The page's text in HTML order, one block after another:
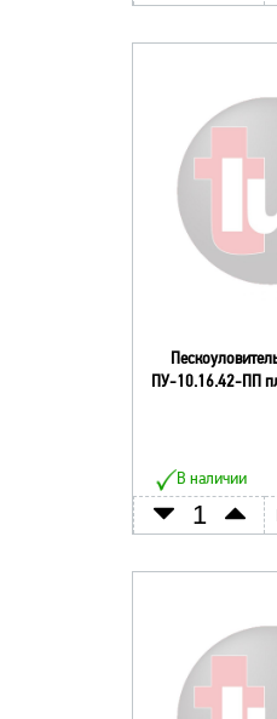
ПУ-10.16.42-ПП
В наличии